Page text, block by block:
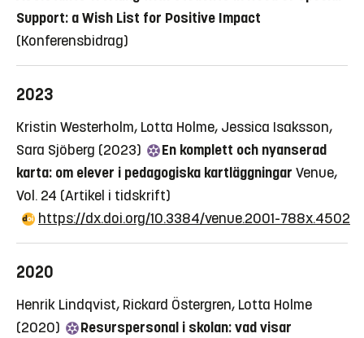
Support: a Wish List for Positive Impact
(Konferensbidrag)
2023
Kristin Westerholm, Lotta Holme, Jessica Isaksson,
Sara Sjöberg (2023)
En komplett och nyanserad
karta: om elever i pedagogiska kartläggningar Venue,
Vol. 24 (Artikel i tidskrift)
https://dx.doi.org/10.3384/venue.2001-788x.4502
2020
Henrik Lindqvist, Rickard Östergren, Lotta Holme
(2020)
Resurspersonal i skolan: vad visar